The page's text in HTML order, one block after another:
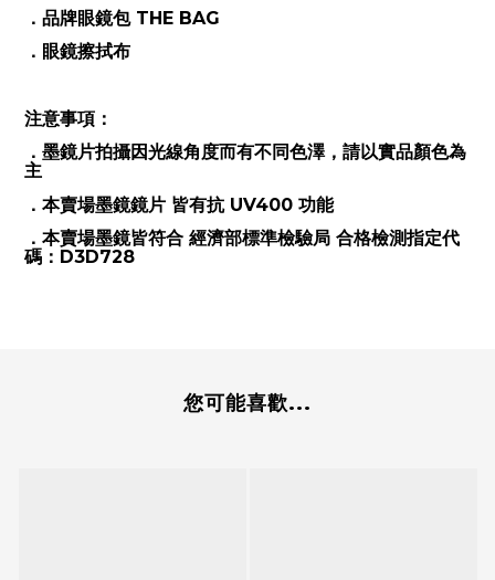
． 品牌眼鏡包 THE BAG
．眼鏡擦拭布
注意事項：
．墨鏡片拍攝因光線角度而有不同色澤，請以實品顏色為
主
．本賣場墨鏡鏡片 皆有抗 UV400 功能
．本賣場墨鏡皆符合 經濟部標準檢驗局 合格檢測指定代
碼：D3D728
您可能喜歡...